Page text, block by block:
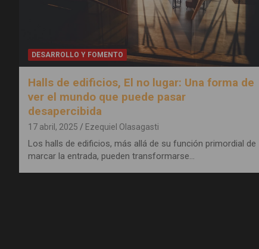
DESARROLLO Y FOMENTO
Halls de edificios, El no lugar: Una forma de
ver el mundo que puede pasar
desapercibida
17 abril, 2025 Ezequiel Olasagasti
Los halls de edificios, más allá de su función primordial de
marcar la entrada, pueden transformarse…